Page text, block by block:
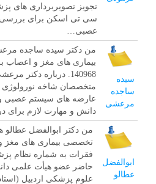
تجویز تصویربرداری های
سی تی اسکن برای
عصبی…
سیده
ساجده
مرعشی
من دکتر سیده ساجده
بیماری های مغز و اعصاب
140968. درباره دکتر
متخصصان شاخه نورولوژی
عارضه های سیستم عصبی و
دانش و مهارت لازم برای
ابوالفضل
عطالو
من دکتر ابوالفضل عطالو
تخصصی بیماری های مغز
حاضر عضو هیأت علمی
علوم پزشکی اردبیل